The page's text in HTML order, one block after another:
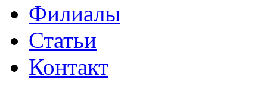
Филиалы
Статьи
Контакт